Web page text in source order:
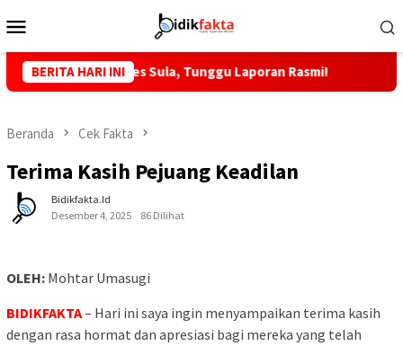
ke
Mobile
BERITA HARI INI
Kapolres Sula, Tunggu Laporan Rasmi! KKLI STAI
Beranda Cek Fakta
Terima Kasih Pejuang Keadilan
Bidikfakta.id
Desember 4, 2025
86 Dilihat
OLEH: Mohtar Umasugi
BIDIKFAKTA– Hari ini saya ingin menyampaikan terima kasih
dengan rasa hormat dan apresiasi bagi mereka yang telah